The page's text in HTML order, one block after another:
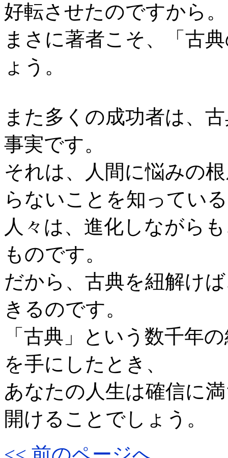
好転させたのですから。
まさに著者こそ、「古
ょう。
また多くの成功者は、
事実です。
それは、人間に悩みの
らないことを知ってい
人々は、進化しながら
ものです。
だから、古典を紐解け
きるのです。
「古典」という数千年
を手にしたとき、
あなたの人生は確信に
開けることでしょう。